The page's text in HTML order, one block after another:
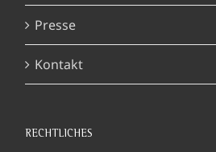
Presse
Kontakt
RECHTLICHES